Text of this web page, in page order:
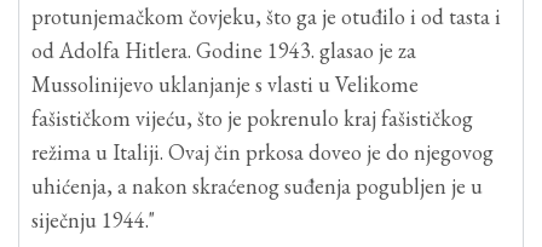
protunjemačkom čovjeku, što ga je otuđilo i od tasta i
od Adolfa Hitlera. Godine 1943. glasao je za
Mussolinijevo uklanjanje s vlasti u Velikome
fašističkom vijeću, što je pokrenulo kraj fašističkog
režima u Italiji. Ovaj čin prkosa doveo je do njegovog
uhićenja, a nakon skraćenog suđenja pogubljen je u
siječnju 1944."